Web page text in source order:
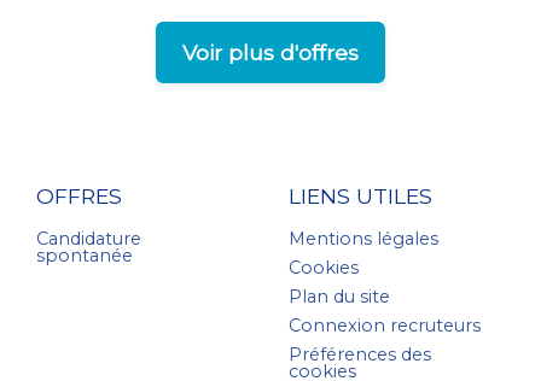
Voir plus d'offres
OFFRES
Candidature
spontanée
LIENS UTILES
Mentions légales
Cookies
Plan du site
Connexion recruteurs
Préférences des
cookies